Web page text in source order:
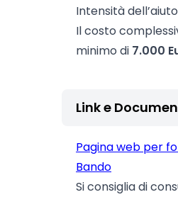
Intensità
Il costo
minimo di 7.000
Link e
Pagina web per
Bando
Si consiglia di